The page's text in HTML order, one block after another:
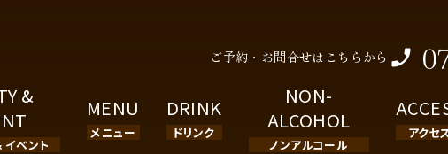
ご予約・お問合せはこちらから
イベント
&
メニュー
MENU
ドリンク
DRINK
ノンアルコール
NON-
ALCOHOL
アクセ